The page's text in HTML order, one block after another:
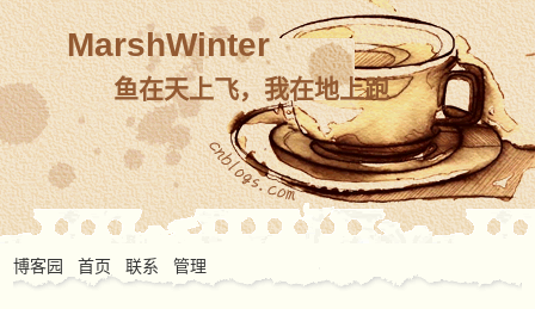
MarshWinter
鱼在天上飞，我在地上跑
博客园 首页 联系 管理